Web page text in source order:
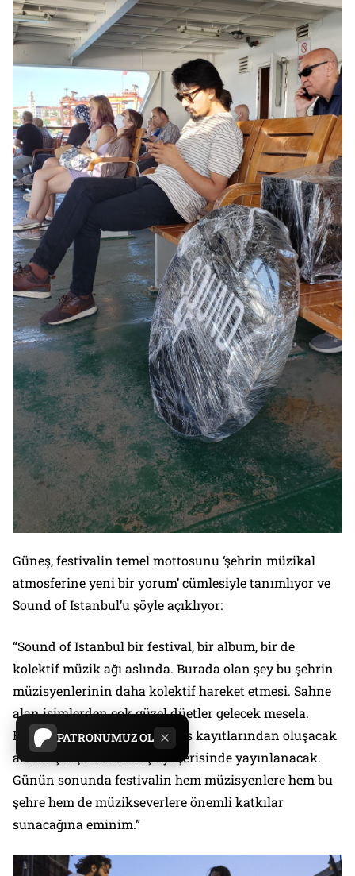
PATRONUMUZ OL
Güneş, festivalin temel mottosunu ‘şehrin müzikal
atmosferine yeni bir yorum’ cümlesiyle tanımlıyor ve
Sound of Istanbul’u şöyle açıklıyor:
“Sound of Istanbul bir festival, bir album, bir de
kolektif müzik ağı aslında. Burada olan şey bu şehrin
müzisyenlerinin daha kolektif hareket etmesi. Sahne
alan isimlerden çok güzel düetler gelecek mesela.
Festivaldeki canlı performans kayıtlarından oluşacak
albüm çalışması birkaç ay içerisinde yayınlanacak.
Günün sonunda festivalin hem müzisyenlere hem bu
şehre hem de müzikseverlere önemli katkılar
sunacağına eminim.”